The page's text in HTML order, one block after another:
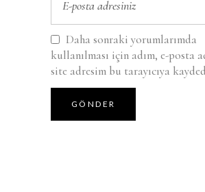
Daha sonraki yorumlarımda
kullanılması için adım, e-posta
site adresim bu tarayıcıya